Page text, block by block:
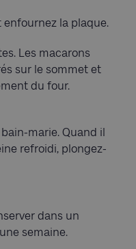
enfournez la plaque.
Les macarons
sur le sommet et
du four.
marie. Quand il
refroidi, plongez-
dans un
semaine.